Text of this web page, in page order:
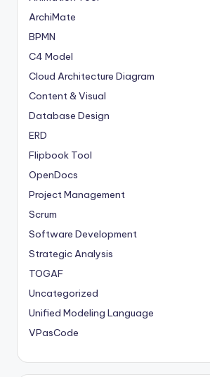
ArchiMate
BPMN
C4 Model
Cloud Architecture Diagram
Content & Visual
Database Design
ERD
Flipbook Tool
OpenDocs
Project Management
Scrum
Software Development
Strategic Analysis
TOGAF
Uncategorized
Unified Modeling Language
VPasCode